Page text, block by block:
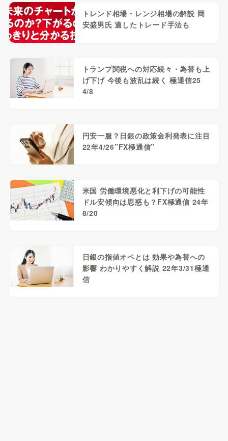
トレンド相場・レンジ相場の解説 岡
安盛男氏 適したトレード手法も
トランプ関税への対応続々・為替も上
げ下げ 今後も波乱は続く 極通信25
4/8
円安一服？日銀の政策金利発表に注目
22年4/26”FX極通信”
米国 労働環境悪化と利下げの可能性
ドル安傾向は思惑も？FX極通信 24年
8/20
日銀の指値オペとは 効果や為替への
影響 わかりやすく解説 22年3/31極通
信